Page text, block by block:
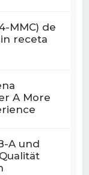
MMC) de
receta
A More
A und